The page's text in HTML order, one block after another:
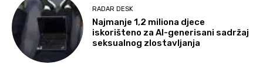
RADAR DESK
Najmanje 1,2 miliona djece
iskorišteno za AI-generisani sadržaj
seksualnog zlostavljanja